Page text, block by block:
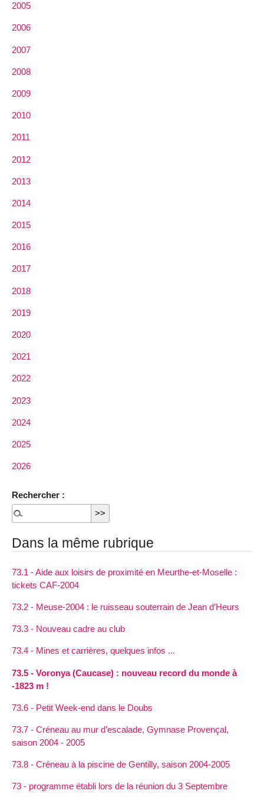
2005
2006
2007
2008
2009
2010
2011
2012
2013
2014
2015
2016
2017
2018
2019
2020
2021
2022
2023
2024
2025
2026
Rechercher :
Dans la même rubrique
73.1 - Aide aux loisirs de proximité en Meurthe-et-Moselle :
tickets CAF-2004
73.2 - Meuse-2004 : le ruisseau souterrain de Jean d’Heurs
73.3 - Nouveau cadre au club
73.4 - Mines et carrières, quelques infos ...
73.5 - Voronya (Caucase) : nouveau record du monde à
-1823 m !
73.6 - Petit Week-end dans le Doubs
73.7 - Créneau au mur d’escalade, Gymnase Provençal,
saison 2004 - 2005
73.8 - Créneau à la piscine de Gentilly, saison 2004-2005
73 - programme établi lors de la réunion du 3 Septembre